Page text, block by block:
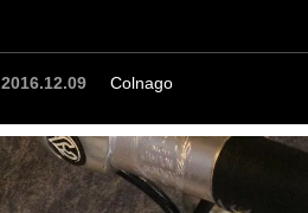
2016.12.09 Colnago